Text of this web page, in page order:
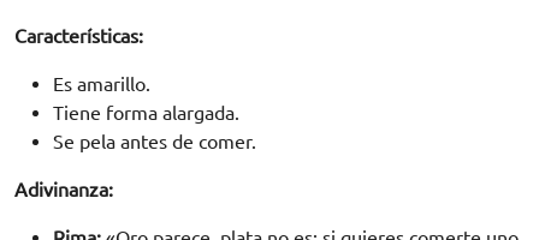
Características:
Es amarillo.
Tiene forma alargada.
Se pela antes de comer.
Adivinanza: